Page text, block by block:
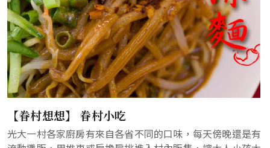
【眷村想想】 眷村小吃
光大一村各家廚房有來自各省不同的口味，每天傍晚還是有